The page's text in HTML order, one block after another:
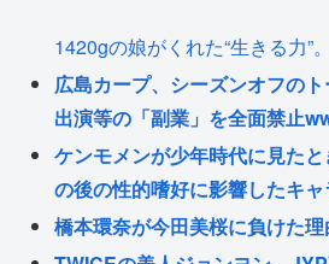
1420gの娘がくれた“生きる力”。
広島カープ、シーズンオフの
出演等の「副業」を全面禁止
ケンモメンが少年時代に見た
の後の性的嗜好に影響したキャ
橋本環奈が今田美桜に負けた